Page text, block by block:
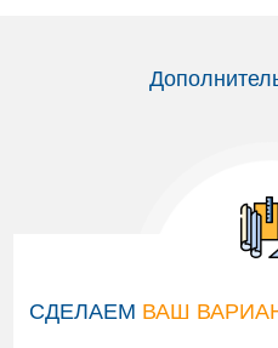
СДЕЛАЕМ ВАШ